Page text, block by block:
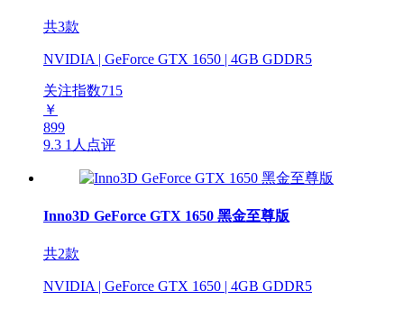
共3款
NVIDIA | GeForce GTX 1650 | 4GB GDDR5
关注指数715
￥
899
9.3 1人点评
Inno3D GeForce GTX 1650 黑金至尊版
共2款
NVIDIA | GeForce GTX 1650 | 4GB GDDR5